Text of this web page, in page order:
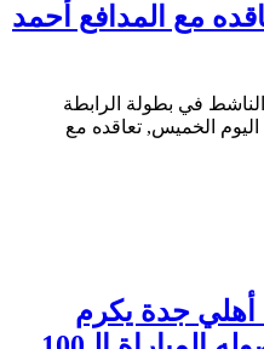
مع المدافع أحمد
في بطولة الرابطة
اليوم الخميس, تعاقده مع
أهلي جدة يكرم